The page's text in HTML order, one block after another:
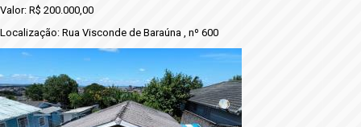
Valor: R$ 200.000,00
Localização: Rua Visconde de Baraúna , nº 600